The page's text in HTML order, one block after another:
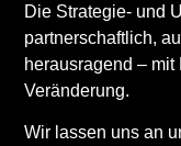
Die Strategie- und
partnerschaftlich,
herausragend –
Veränderung.
Wir lassen uns an